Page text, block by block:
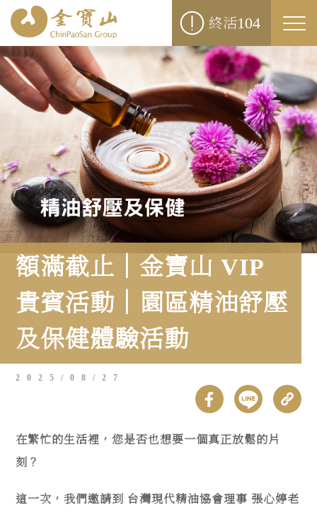
終活104
2025/08/27
額滿截止｜金寶山 VIP
貴賓活動｜園區精油舒壓
及保健體驗活動
在繁忙的生活裡，您是否也想要一個真正放鬆的片
刻？
這一次，我們邀請到 台灣現代精油協會理事 張心婷老